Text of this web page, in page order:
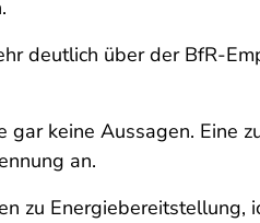
deutlich über der BfR-
keine Aussagen. Eine
an.
zu Energiebereitstellung,